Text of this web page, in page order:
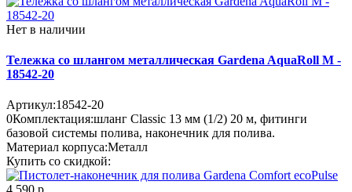
Нет в наличии
Тележка со шлангом металлическая Gardena AquaRoll M -
18542-20
Артикул:18542-20
0Комплектация:шланг Classic 13 мм (1/2) 20 м, фитинги
базовой системы полива, наконечник для полива.
Материал корпуса:Металл
Купить со скидкой: